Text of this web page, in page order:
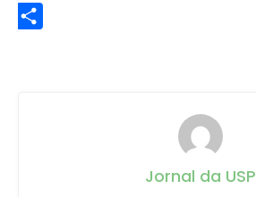
Jornal da USP